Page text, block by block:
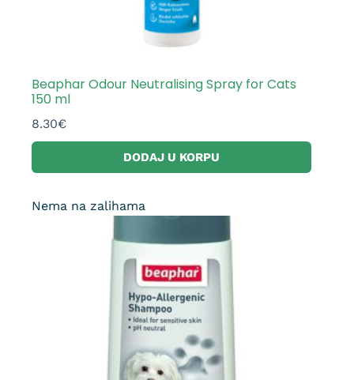
Beaphar Odour Neutralising Spray for Cats
150 ml
8.30€
DODAJ U KORPU
Nema na zalihama